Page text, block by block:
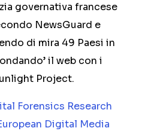
governativa francese
NewsGuard e
di mira 49 Paesi in
il web con i
Project.
Forensics Research
Digital Media